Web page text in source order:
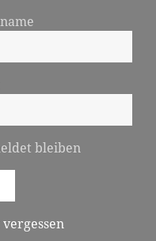
bleiben